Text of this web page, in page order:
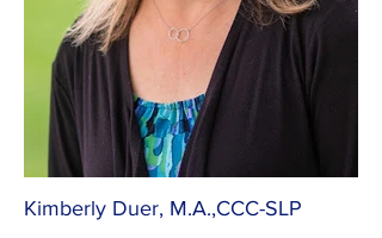
Kimberly Duer, M.A.,CCC-SLP